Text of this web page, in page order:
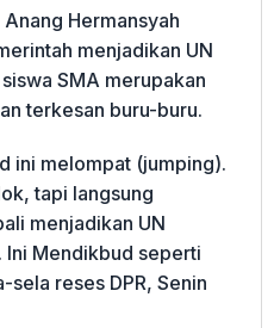
Anang Hermansyah
menjadikan UN
SMA merupakan
terkesan buru-buru.
ini melompat (jumping).
tapi langsung
menjadikan UN
Ini Mendikbud seperti
sela reses DPR, Senin